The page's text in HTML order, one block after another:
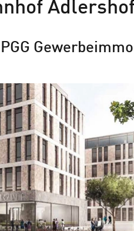
von
Adlershof Special
Mit Vielfalt punkten